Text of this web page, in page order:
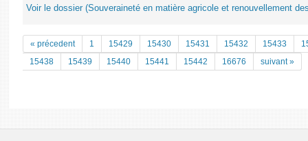
Voir le dossier (Souveraineté en matière agricole et renouvellement
« précedent 1 15429 15430 15431 15432 15433
15438
15439 15440 15441 15442 16676 suivant »